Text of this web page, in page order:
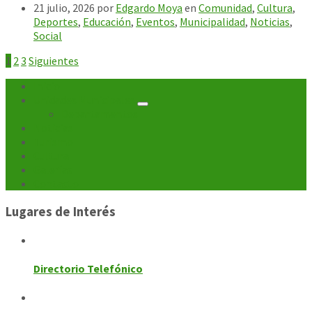
21 julio, 2026 por Edgardo Moya en Comunidad, Cultura,
Deportes, Educación, Eventos, Municipalidad, Noticias,
Social
Paginación
de
entradas
1 23 Siguientes
Lugares de Interés
Directorio Telefónico